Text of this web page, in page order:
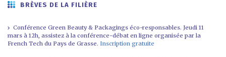
BRÈVES DE LA FILIÈRE
Conférence Green Beauty & Packagings éco-responsables. Jeudi 11
mars à 12h, assistez à la conférence-débat en ligne organisée par la
French Tech du Pays de Grasse. Inscription gratuite